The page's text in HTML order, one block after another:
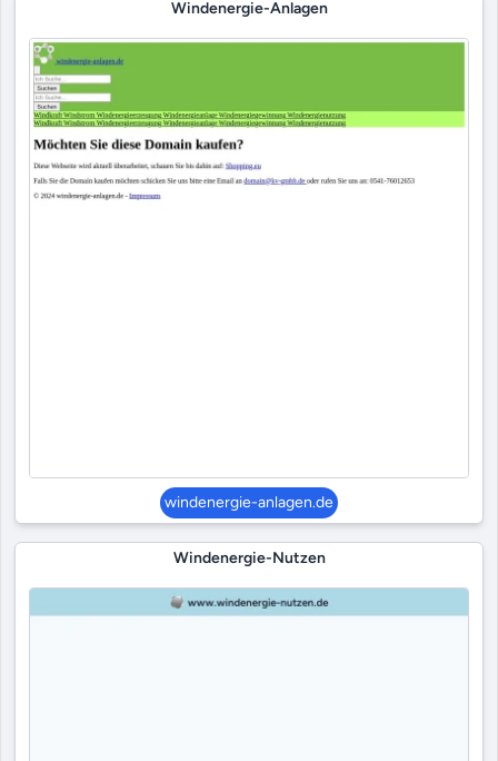
Windenergie-Anlagen
windenergie-anlagen.de
Windenergie-Nutzen